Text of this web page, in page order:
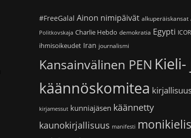
#FreeGalal Ainon nimipäivät alkuperäiskansat
Politkovskaja Charlie Hebdo demokratia Egypti
ihmisoikeudet Iran journalismi
Kansainvälinen PEN Kieli-
käännöskomitea
kirjamessut kunniajäsen käännetty
kaunokirjallisuus manifesti